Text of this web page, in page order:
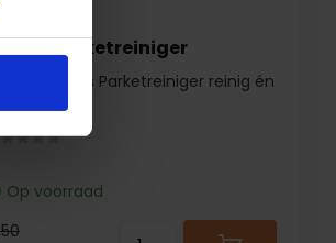
Parketreiniger
de James Parketreiniger reinig én
...
Op voorraad